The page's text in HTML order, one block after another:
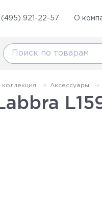
(495) 921-22-57 О
Аксессуары